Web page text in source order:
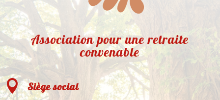
Association pour une retraite
convenable
 Siège social